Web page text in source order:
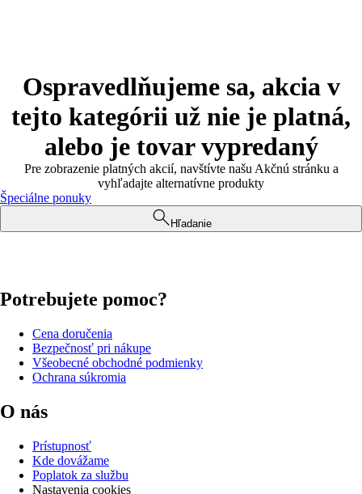
Ospravedlňujeme sa, akcia v
tejto kategórii už nie je platná,
alebo je tovar vypredaný
Pre zobrazenie platných akcií, navštívte našu Akčnú stránku a
vyhľadajte alternatívne produkty
Špeciálne ponuky
Hľadanie
Potrebujete pomoc?
Cena doručenia
Bezpečnosť pri nákupe
Všeobecné obchodné podmienky
Ochrana súkromia
O nás
Prístupnosť
Kde dovážame
Poplatok za službu
Nastavenia cookies